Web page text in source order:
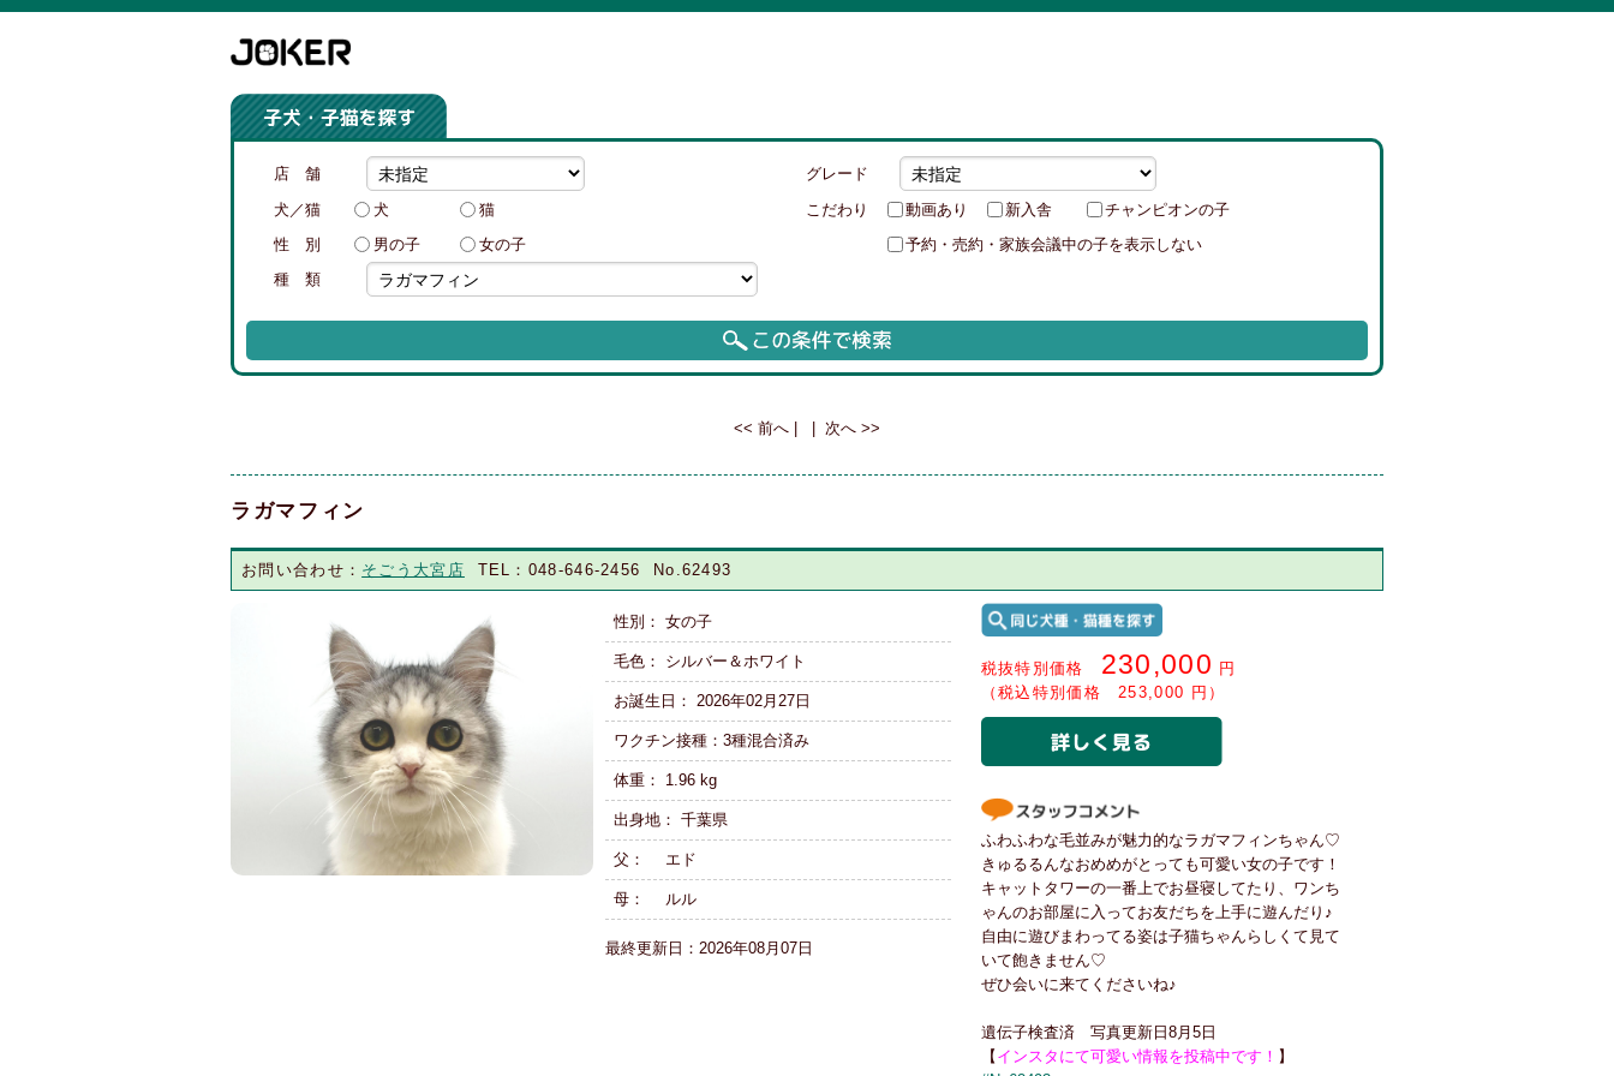
店 舗 グレード
犬／猫 犬
猫
性 別
男の子
女の子
種 類
こだわり 動画あり 新入舎
チャンピオンの子
予約・売約・家族会議中の子を表示しない
<< 前へ
次へ >>
ラガマフィン
お問い合わせ： そごう大宮店 TEL：048-646-2456 No.62493
性別： 女の子
毛色： シルバー＆ホワイト
お誕生日： 2026年02月27日
ワクチン接種：3種混合済み
体重： 1.96 kg
出身地： 千葉県
父： エド
母： ルル
最終更新日：2026年08月07日
税抜特別価格 230,000 円
（税込特別価格 253,000 円）
ふわふわな毛並みが魅力的なラガマフィンちゃん♡
きゅるるんなおめめがとっても可愛い女の子です！
キャットタワーの一番上でお昼寝してたり、ワンち
ゃんのお部屋に入ってお友だちを上手に遊んだり♪
自由に遊びまわってる姿は子猫ちゃんらしくて見て
いて飽きません♡
ぜひ会いに来てくださいね♪
遺伝子検査済 写真更新日8月5日
【 インスタにて可愛い情報を投稿中です！ 】